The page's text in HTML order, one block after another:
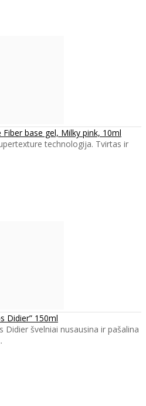
base gel, Milky pink, 10ml
technologija. Tvirtas ir
Didier” 150ml
švelniai nusausina ir pašalina